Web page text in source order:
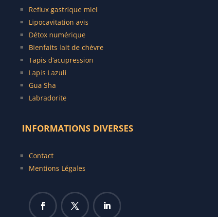
Reflux gastrique miel
Lipocavitation avis
Détox numérique
Bienfaits lait de chèvre
Tapis d’acupression
Lapis Lazuli
Gua Sha
Labradorite
INFORMATIONS DIVERSES
Contact
Mentions Légales